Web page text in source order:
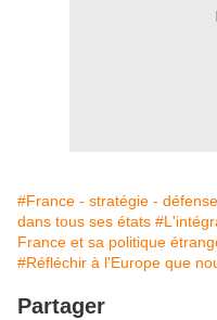
#France - stratégie -
dans tous ses états
France et sa politique
#Réfléchir à l'Europe que
Partager